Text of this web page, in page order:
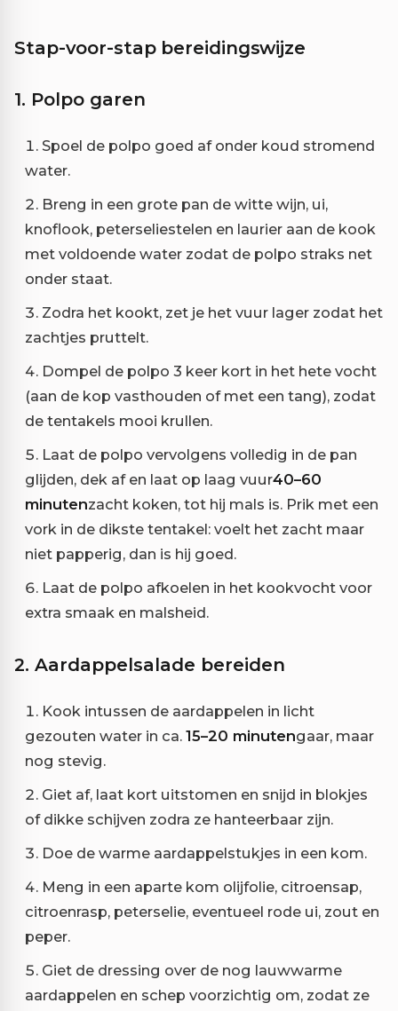
Stap-voor-stap bereidingswijze
1. Polpo garen
Spoel de polpo goed af onder koud stromend
water.
Breng in een grote pan de witte wijn, ui,
knoflook, peterseliestelen en laurier aan de kook
met voldoende water zodat de polpo straks net
onder staat.
Zodra het kookt, zet je het vuur lager zodat het
zachtjes pruttelt.
Dompel de polpo 3 keer kort in het hete vocht
(aan de kop vasthouden of met een tang), zodat
de tentakels mooi krullen.
Laat de polpo vervolgens volledig in de pan
glijden, dek af en laat op laag vuur40–60
minutenzacht koken, tot hij mals is. Prik met een
vork in de dikste tentakel: voelt het zacht maar
niet papperig, dan is hij goed.
Laat de polpo afkoelen in het kookvocht voor
extra smaak en malsheid.
2. Aardappelsalade bereiden
Kook intussen de aardappelen in licht
gezouten water in ca. 15–20 minutengaar, maar
nog stevig.
Giet af, laat kort uitstomen en snijd in blokjes
of dikke schijven zodra ze hanteerbaar zijn.
Doe de warme aardappelstukjes in een kom.
Meng in een aparte kom olijfolie, citroensap,
citroenrasp, peterselie, eventueel rode ui, zout en
peper.
Giet de dressing over de nog lauwwarme
aardappelen en schep voorzichtig om, zodat ze